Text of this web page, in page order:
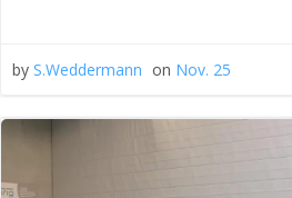
by S.Weddermann on Nov. 25